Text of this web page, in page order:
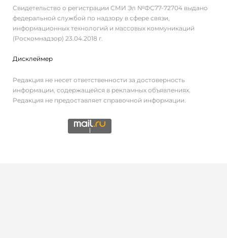
Свидетельство о регистрации СМИ Эл №ФС77-72704 выдано
федеральной службой по надзору в сфере связи,
информационных технологий и массовых коммуникаций
(Роскомнадзор) 23.04.2018 г.
Дисклеймер
Редакция не несет ответственности за достоверность
информации, содержащейся в рекламных объявлениях.
Редакция не предоставляет справочной информации.